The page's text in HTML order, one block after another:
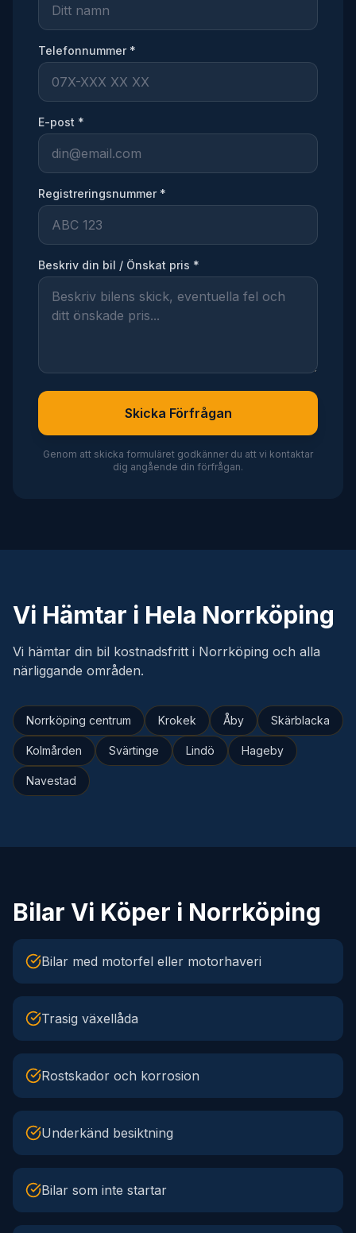
Telefonnummer *
E-post *
Registreringsnummer *
Beskriv din bil / Önskat pris *
Skicka Förfrågan
Genom att skicka formuläret godkänner du att vi kontaktar
dig angående din förfrågan.
Vi Hämtar i Hela Norrköping
Vi hämtar din bil kostnadsfritt i Norrköping och alla
närliggande områden.
Norrköping centrum Krokek Åby Skärblacka
Kolmården Svärtinge Lindö Hageby
Navestad
Bilar Vi Köper i Norrköping
Bilar med motorfel eller motorhaveri
Trasig växellåda
Rostskador och korrosion
Underkänd besiktning
Bilar som inte startar